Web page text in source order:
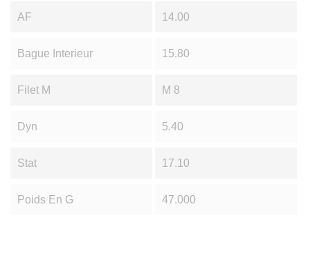
AF 14.00
Bague Interieur 15.80
Filet M M 8
Dyn 5.40
Stat 17.10
Poids En G 47.000